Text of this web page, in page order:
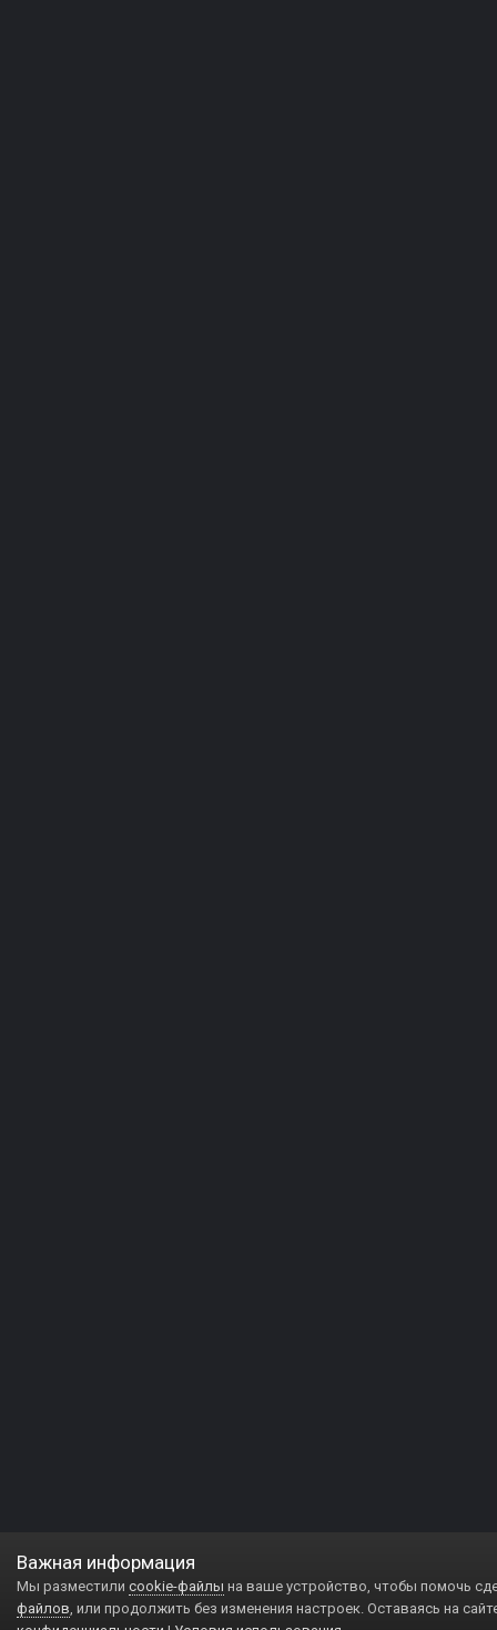
Важная информация
Мы разместили cookie-файлы на ваше устройство, чтобы помочь
файлов, или продолжить без изменения настроек. Оставаясь на